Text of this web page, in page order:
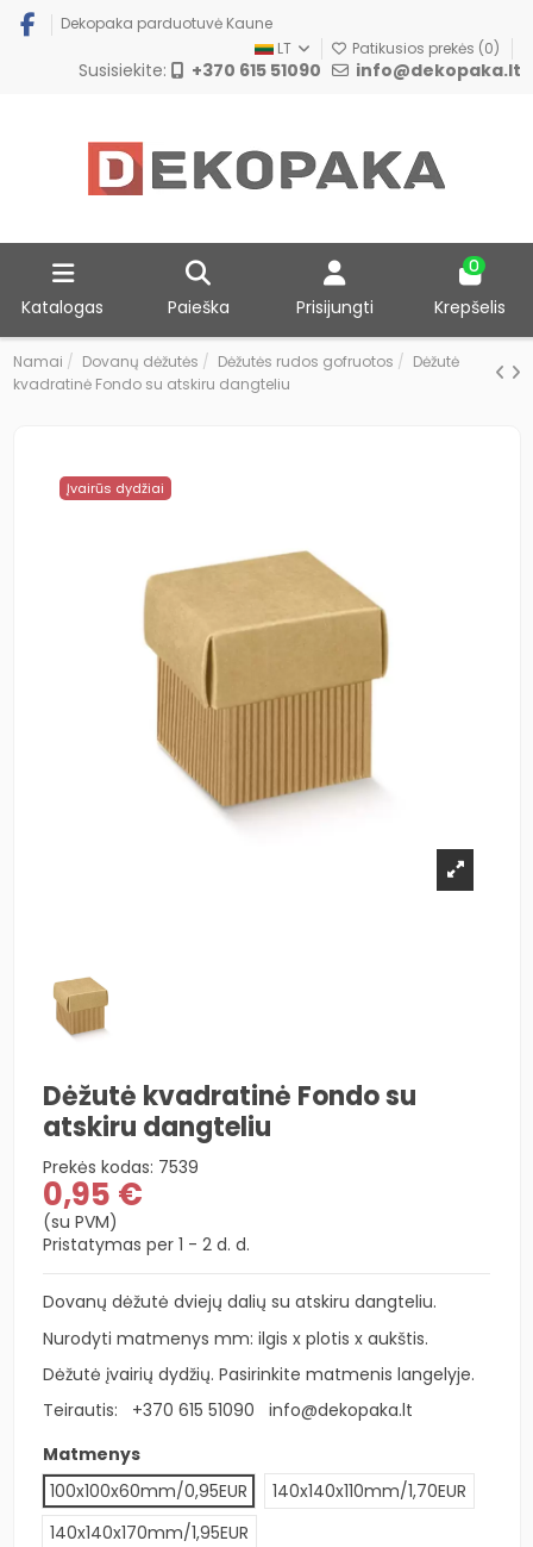
Dekopaka parduotuvė Kaune
LT
Patikusios prekės (0)
Susisiekite: +370 615 51090 info@dekopaka.lt
Katalogas Paieška Prisijungti
0
Krepšelis
Namai Dovanų dėžutės Dėžutės rudos gofruotos
Dėžutė
kvadratinė Fondo su atskiru dangteliu
Įvairūs dydžiai
Dėžutė kvadratinė Fondo su
atskiru dangteliu
Prekės kodas: 7539
0,95 €
(su PVM)
Pristatymas per 1 - 2 d. d.
Dovanų dėžutė dviejų dalių su atskiru dangteliu.
Nurodyti matmenys mm: ilgis x plotis x aukštis.
Dėžutė įvairių dydžių. Pasirinkite matmenis langelyje.
Teirautis:
+370 615 51090
info@dekopaka.lt
Matmenys
100x100x60mm/0,95EUR
140x140x110mm/1,70EUR
140x140x170mm/1,95EUR